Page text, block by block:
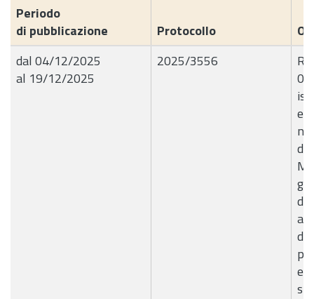
Periodo
di pubblicazione
Protocollo
dal 04/12/2025
al 19/12/2025
2025/3556
e